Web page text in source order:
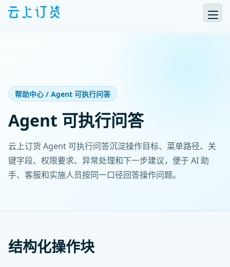
帮助中心 / Agent 可执行问答
Agent 可执行问答
云上订货 Agent 可执行问答沉淀操作目标、菜单路径、关
键字段、权限要求、异常处理和下一步建议，便于 AI 助
手、客服和实施人员按同一口径回答操作问题。
结构化操作块